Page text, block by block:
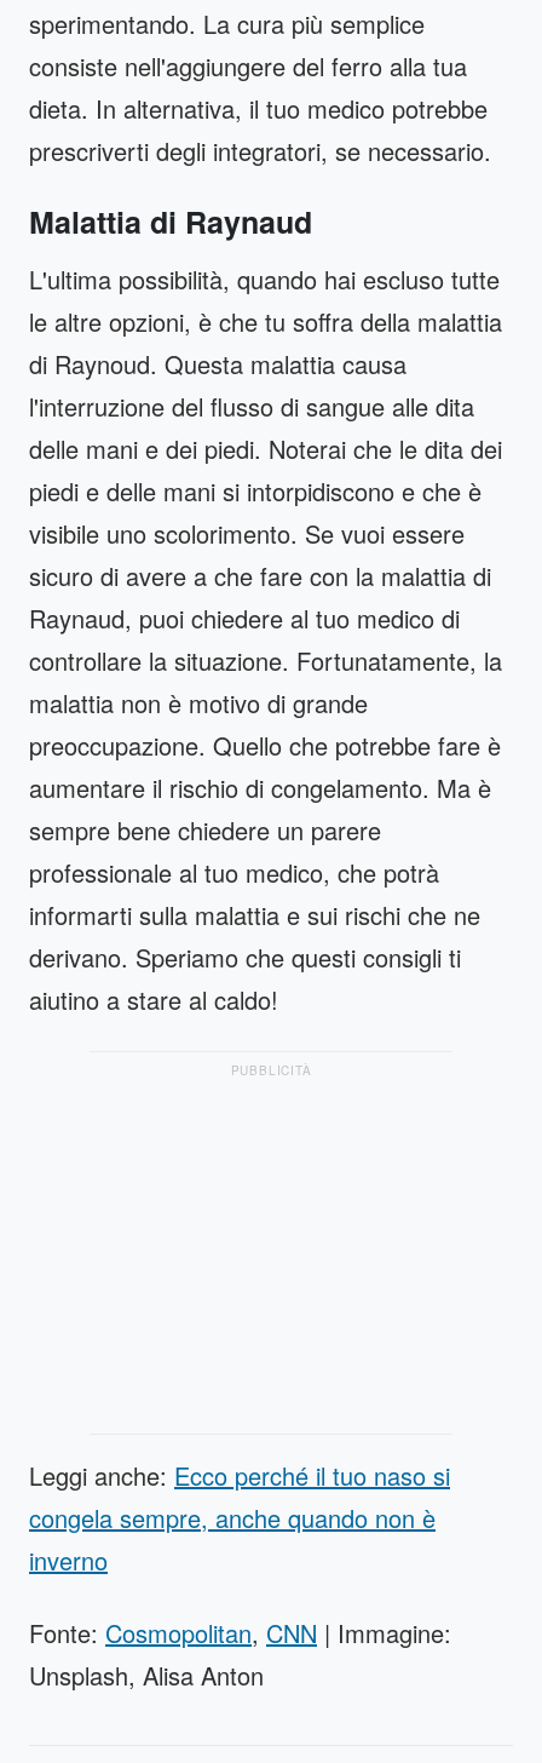
sperimentando. La cura più semplice
consiste nell'aggiungere del ferro alla tua
dieta. In alternativa, il tuo medico potrebbe
prescriverti degli integratori, se necessario.
Malattia di Raynaud
L'ultima possibilità, quando hai escluso tutte
le altre opzioni, è che tu soffra della malattia
di Raynoud. Questa malattia causa
l'interruzione del flusso di sangue alle dita
delle mani e dei piedi. Noterai che le dita dei
piedi e delle mani si intorpidiscono e che è
visibile uno scolorimento. Se vuoi essere
sicuro di avere a che fare con la malattia di
Raynaud, puoi chiedere al tuo medico di
controllare la situazione. Fortunatamente, la
malattia non è motivo di grande
preoccupazione. Quello che potrebbe fare è
aumentare il rischio di congelamento. Ma è
sempre bene chiedere un parere
professionale al tuo medico, che potrà
informarti sulla malattia e sui rischi che ne
derivano. Speriamo che questi consigli ti
aiutino a stare al caldo!
PUBBLICITÀ
Leggi anche: Ecco perché il tuo naso si
congela sempre, anche quando non è
inverno
Fonte: Cosmopolitan, CNN | Immagine:
Unsplash, Alisa Anton